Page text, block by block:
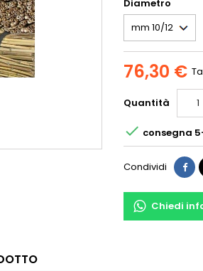
Diametro
76,30 €
Quantità
 consegna
Condividi
Chiedi